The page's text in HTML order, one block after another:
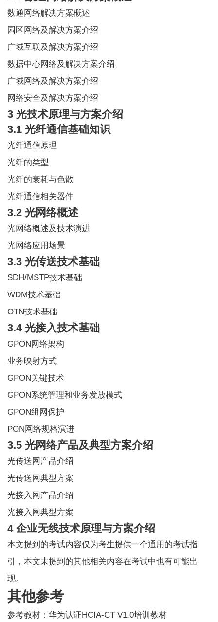
数通网络解决方案概述
园区网络及解决方案介绍
广域互联及解决方案介绍
数据中心网络及解决方案介绍
广域网络及解决方案介绍
网络安全及解决方案介绍
3 光技术原理与方案介绍
3.1 光纤通信基础知识
光纤通信原理
光纤的类型
光纤的衰耗与色散
光纤通信相关器件
3.2 光网络概述
光网络概述及技术演进
光网络应用场景
3.3 光传送技术基础
SDH/MSTP技术基础
WDM技术基础
OTN技术基础
3.4 光接入技术基础
GPON网络架构
业务映射方式
GPON关键技术
GPON系统管理和业务发放模式
GPON组网保护
PON网络规格演进
3.5 光网络产品及典型方案介绍
光传送网产品介绍
光传送网典型方案
光接入网产品介绍
光接入网典型方案
4 企业无线技术原理与方案介绍
本文提到的考试内容仅为考生提供一个通用的考试指
引，本文未提到的其他相关内容在考试中也有可能出
现。
其他参考
参考教材：华为认证HCIA-CT V1.0培训教材